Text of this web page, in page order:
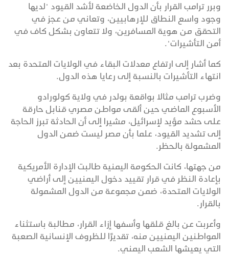
وبرر ترامب القرار بأن الدول الخاضعة لأشد القيود "لديها
وجود واسع النطاق للإرهابيين، وتعاني من عجز في
التحقق من هوية المسافرين، ولا تتعاون بشكل كاف في
أمن التأشيرات".
كما أشار إلى ارتفاع معدلات البقاء في الولايات المتحدة بعد
انتهاء التأشيرات بالنسبة إلى رعايا هذه الدول.
وضرب ترامب مثالا بواقعة بولدر في ولاية كولورادو
الأسبوع الماضي حين ألقى مواطن مصري قنابل حارقة
على حشد مؤيد لإسرائيل، مشيرا إلى أن الحادثة تبرز الحاجة
إلى تشديد القيود، علما بأن مصر ليست ضمن الدول
المشمولة بالحظر.
من جهتها، كانت الحكومة اليمنية طالبت الإدارة الأمريكية
بإعادة النظر في قرار تقييد دخول اليمنيين إلى أراضي
الولايات المتحدة، ضمن مجموعة من الدول المشمولة
بالقرار.
وأعربت عن بالغ قلقها وأسفها إزاء القرار، مطالبة باستثناء
المواطنين اليمنيين منه، تقديرًا للظروف الإنسانية الصعبة
التي يعيشها الشعب اليمني.